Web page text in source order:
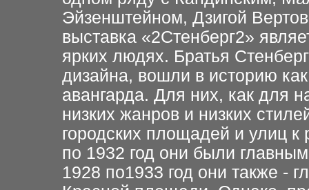
Эйзенштейном, Дзигой
выставка «2Стенберг2»
ярких людях. Братья
дизайна, вошли в историю
авангарда. Для них, как для
низких жанров и низких
городских площадей и улиц
по 1932 год они были
1928 по1933 год они также -